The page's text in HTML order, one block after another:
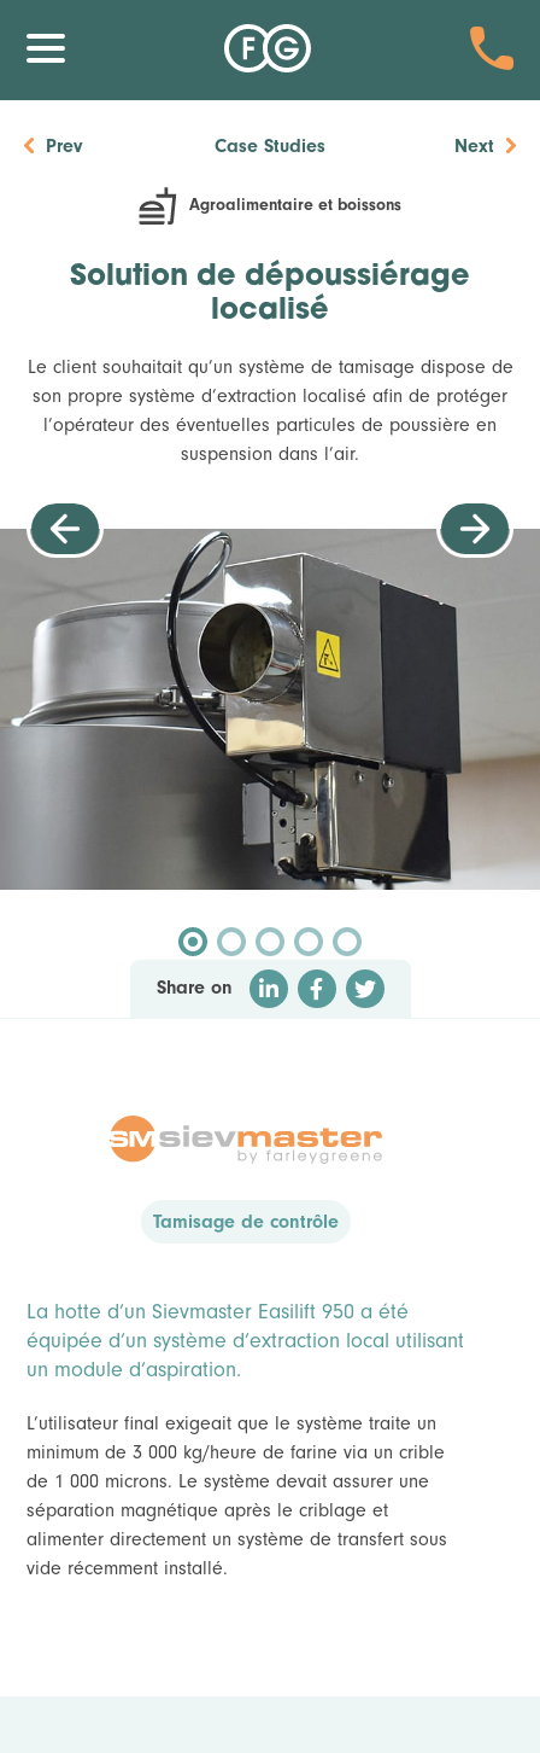
Prev Case Studies Next
Agroalimentaire et boissons
Solution de dépoussiérage
localisé
Le client souhaitait qu’un système de tamisage dispose de
son propre système d’extraction localisé afin de protéger
l’opérateur des éventuelles particules de poussière en
suspension dans l’air.
Share on
Tamisage de contrôle
La hotte d’un Sievmaster Easilift 950 a été
équipée d’un système d’extraction local utilisant
un module d’aspiration.
L’utilisateur final exigeait que le système traite un
minimum de 3 000 kg/heure de farine via un crible
de 1 000 microns. Le système devait assurer une
séparation magnétique après le criblage et
alimenter directement un système de transfert sous
vide récemment installé.